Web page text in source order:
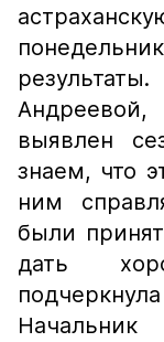
выявлен
знаем, что
ним
были
дать
Начальник